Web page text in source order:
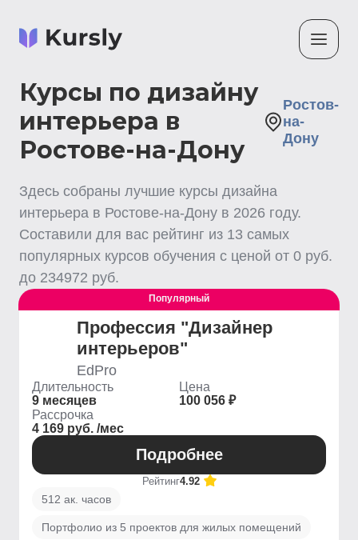
Курсы по дизайну
интерьера в
Ростове-на-Дону
Ростов-
на-
Дону
Здесь собраны лучшие курсы дизайна
интерьера в Ростове-на-Дону в 2026 году.
Составили для вас рейтинг из 13 самых
популярных курсов обучения с ценой от 0 руб.
до 234972 руб.
Популярный
Профессия "Дизайнер
интерьеров"
EdPro
Длительность
9 месяцев
Цена
100 056 ₽
Рассрочка
4 169 руб. /мес
Подробнее
Рейтинг4.92
512 ак. часов
Портфолио из 5 проектов для жилых помещений